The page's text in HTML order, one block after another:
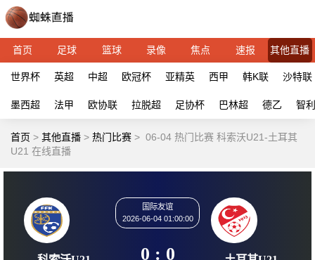
首页 足球 篮球 录像 焦点 速报 其他直播
世界杯 英超 中超 欧冠杯 亚精英 西甲 韩K联 沙特联
墨西超 法甲 欧协联 拉脱超 足协杯 巴林超 德乙 智
首页 > 其他直播 > 热门比赛 > 06-04 热门比赛 科索沃U21-土耳其
U21 在线直播
国际友谊